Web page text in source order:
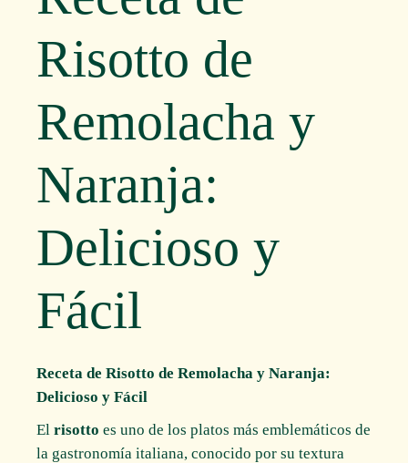
Risotto de
Remolacha y
Naranja:
Delicioso y
Fácil
Receta de Risotto de Remolacha y Naranja:
Delicioso y Fácil
Elrisotto es uno de los platos más emblemáticos de
la gastronomía italiana, conocido por su textura